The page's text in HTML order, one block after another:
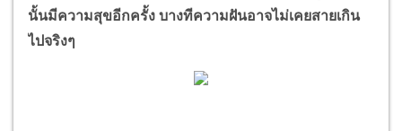
นั้นมีความสุขอีกครั้ง บางทีความฝันอาจไม่เคยสายเกิน
ไปจริงๆ